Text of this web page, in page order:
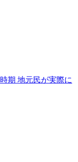
期 地元民が実際に